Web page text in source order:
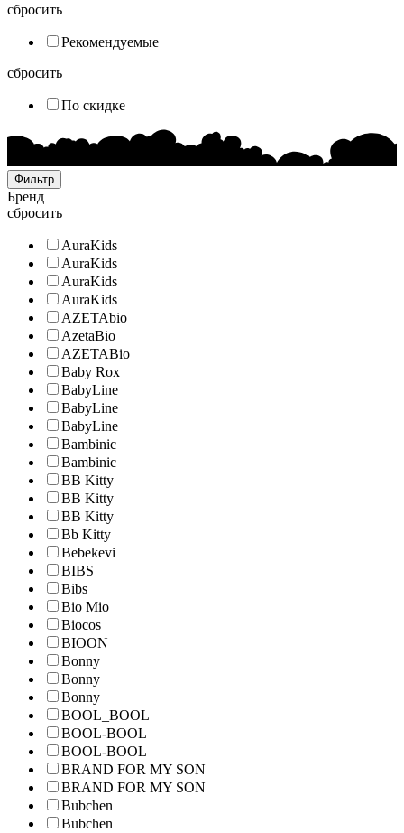
сбросить
Рекомендуемые
сбросить
По скидке
Фильтр
Бренд
сбросить
AuraKids
AuraKids
AuraKids
AuraKids
AZETAbio
AzetaBio
AZETABio
Baby Rox
BabyLine
BabyLine
BabyLine
Bambinic
Bambinic
BB Kitty
BB Kitty
BB Kitty
Bb Kitty
Bebekevi
BIBS
Bibs
Bio Mio
Biocos
BIOON
Bonny
Bonny
Bonny
BOOL_BOOL
BOOL-BOOL
BOOL-BOOL
BRAND FOR MY SON
BRAND FOR MY SON
Bubchen
Bubchen